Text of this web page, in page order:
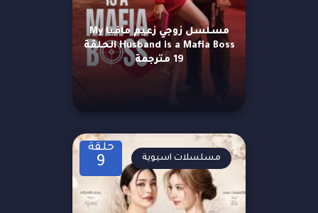
مسلسل زوجي زعيم مافيا My
Husband is a Mafia Boss الحلقة
19 مترجمة
حلقة
9 مسلسلات اسيوية